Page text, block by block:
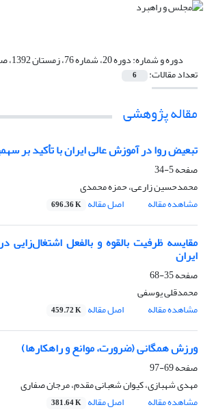
دوره و شماره:دوره 20، شماره 76، زمستان 1392، صفحه 5-212
تعداد مقالات: 6
مقاله پژوهشی
تبعیض روا در آموزش عالی ایران با تأکید بر
صفحه5-34
محمدحسین زارعی، حمزه محمدی
مشاهده مقاله
اصل مقاله 696.36 K
مقایسه ظرفیت بالقوه و بالفعل اشتغال‌زایی
ایران
صفحه35-68
محمدقلی یوسفی
مشاهده مقاله
اصل مقاله 459.72 K
ورزش همگانی (ضرورت، موانع و راهکارها)
صفحه69-97
مهدی شهبازی، کیوان شعبانی مقدم، مرجان صفاری
مشاهده مقاله
اصل مقاله 381.64 K